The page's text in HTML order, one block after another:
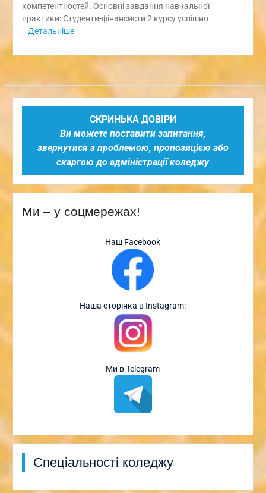
компетентностей. Основні завдання навчальної
практики: Студенти-фінансисти 2 курсу успішно
Детальніше
СКРИНЬКА ДОВІРИ
Ви можете поставити запитання,
звернутися з проблемою, пропозицією або
скаргою до адміністрації коледжу
Ми – у соцмережах!
Наш Facebook
Наша сторінка в Instagram:
Ми в Telegram
Спеціальності коледжу